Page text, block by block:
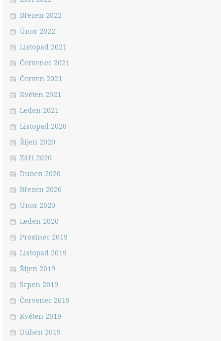
Březen 2022
Únor 2022
Listopad 2021
Červenec 2021
Červen 2021
Květen 2021
Leden 2021
Listopad 2020
Říjen 2020
Září 2020
Duben 2020
Březen 2020
Únor 2020
Leden 2020
Prosinec 2019
Listopad 2019
Říjen 2019
Srpen 2019
Červenec 2019
Květen 2019
Duben 2019